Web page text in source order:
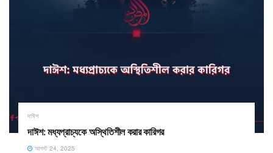
দাঈশ
দাঈশ: মধ্যপ্রাচ্যকে অস্থিতিশীল করার কারিগর
আগস্ট 24, 2025